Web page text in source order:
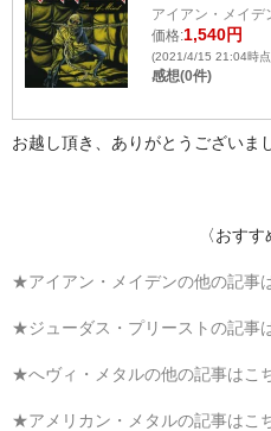
アイアン・メイデ
価格:1,540円
(2021/4/15 21:04時
感想(0件)
お越し頂き、ありがとうございま
〈おすす
★アイアン・メイデンの他の記事
★ジューダス・プリーストの記事
★へヴィ・メタルの他の記事はこ
★アメリカン・メタルの記事はこ